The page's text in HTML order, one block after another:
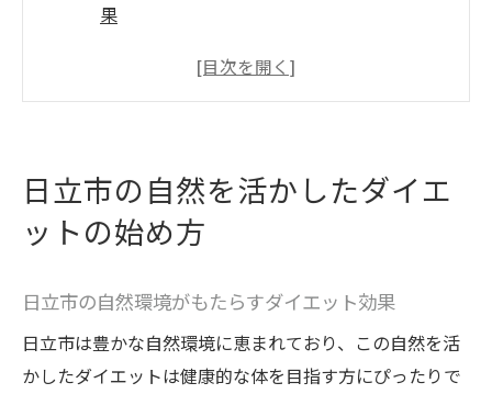
果
地域の公園で楽しむウォーキングプラン
海辺のランニングで爽快感を体験
自然と一体化したマインドフルネス瞑想
ルを実現する
地元の食材を使ったバランスの良い食事
地域の農産物を使ったヘルシーレシピ
日立市の自然を活かしたダイエ
ットの始め方
日立市の自然環境がもたらすダイエット効果
日立市は豊かな自然環境に恵まれており、この自然を活
かしたダイエットは健康的な体を目指す方にぴったりで